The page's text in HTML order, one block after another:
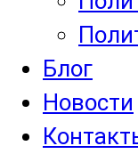
Блог
Новости